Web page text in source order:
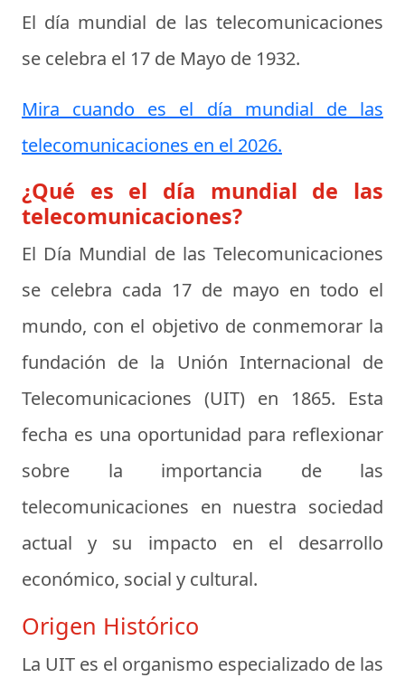
El día mundial de las telecomunicaciones
se celebra el 17 de Mayo de 1932.
Mira cuando es el día mundial de las
telecomunicaciones en el 2026.
¿Qué es el día mundial de las
telecomunicaciones?
El Día Mundial de las Telecomunicaciones
se celebra cada 17 de mayo en todo el
mundo, con el objetivo de conmemorar la
fundación de la Unión Internacional de
Telecomunicaciones (UIT) en 1865. Esta
fecha es una oportunidad para reflexionar
sobre la importancia de las
telecomunicaciones en nuestra sociedad
actual y su impacto en el desarrollo
económico, social y cultural.
Origen Histórico
La UIT es el organismo especializado de las